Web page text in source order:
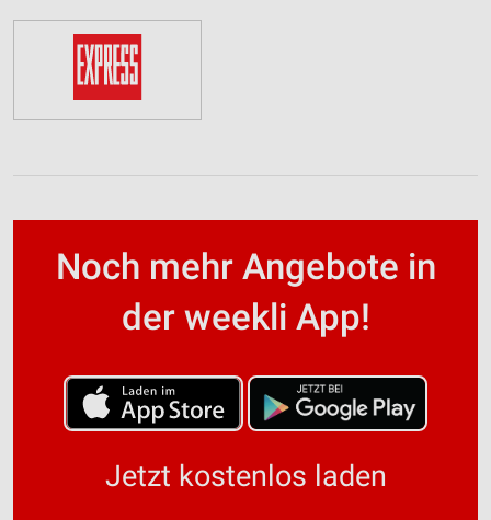
Noch mehr Angebote in
der weekli App!
Jetzt kostenlos laden